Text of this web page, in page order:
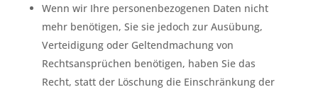
Wenn wir Ihre personenbezogenen Daten nicht
mehr benötigen, Sie sie jedoch zur Ausübung,
Verteidigung oder Geltendmachung von
Rechtsansprüchen benötigen, haben Sie das
Recht, statt der Löschung die Einschränkung der